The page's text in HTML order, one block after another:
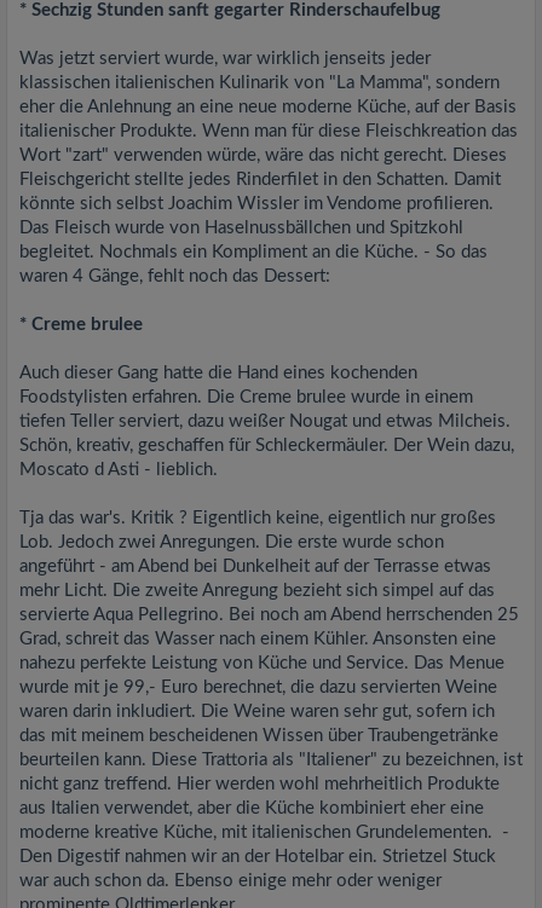
* Sechzig Stunden sanft gegarter Rinderschaufelbug
Was jetzt serviert wurde, war wirklich jenseits jeder
klassischen italienischen Kulinarik von "La Mamma", sondern
eher die Anlehnung an eine neue moderne Küche, auf der Basis
italienischer Produkte. Wenn man für diese Fleischkreation das
Wort "zart" verwenden würde, wäre das nicht gerecht. Dieses
Fleischgericht stellte jedes Rinderfilet in den Schatten. Damit
könnte sich selbst Joachim Wissler im Vendome profilieren.
Das Fleisch wurde von Haselnussbällchen und Spitzkohl
begleitet. Nochmals ein Kompliment an die Küche. - So das
waren 4 Gänge, fehlt noch das Dessert:
* Creme brulee
Auch dieser Gang hatte die Hand eines kochenden
Foodstylisten erfahren. Die Creme brulee wurde in einem
tiefen Teller serviert, dazu weißer Nougat und etwas Milcheis.
Schön, kreativ, geschaffen für Schleckermäuler. Der Wein dazu,
Moscato d Asti - lieblich.
Tja das war's. Kritik ? Eigentlich keine, eigentlich nur großes
Lob. Jedoch zwei Anregungen. Die erste wurde schon
angeführt - am Abend bei Dunkelheit auf der Terrasse etwas
mehr Licht. Die zweite Anregung bezieht sich simpel auf das
servierte Aqua Pellegrino. Bei noch am Abend herrschenden 25
Grad, schreit das Wasser nach einem Kühler. Ansonsten eine
nahezu perfekte Leistung von Küche und Service. Das Menue
wurde mit je 99,- Euro berechnet, die dazu servierten Weine
waren darin inkludiert. Die Weine waren sehr gut, sofern ich
das mit meinem bescheidenen Wissen über Traubengetränke
beurteilen kann. Diese Trattoria als "Italiener" zu bezeichnen, ist
nicht ganz treffend. Hier werden wohl mehrheitlich Produkte
aus Italien verwendet, aber die Küche kombiniert eher eine
moderne kreative Küche, mit italienischen Grundelementen. -
Den Digestif nahmen wir an der Hotelbar ein. Strietzel Stuck
war auch schon da. Ebenso einige mehr oder weniger